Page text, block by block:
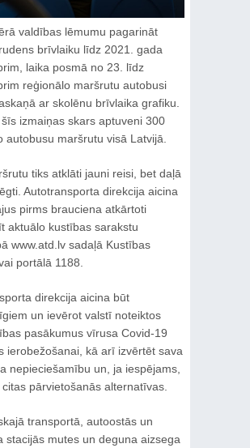
valdības lēmumu pagarināt
brīvlaiku līdz 2021. gada
laika posmā no 23. līdz
reģionālo maršrutu autobusi
ar skolēnu brīvlaika grafiku.
izmaiņas skars aptuveni 300
autobusu maršrutu visā Latvijā.
tiks atklāti jauni reisi, bet daļā
Autotransporta direkcija aicina
pirms brauciena atkārtoti
aktuālo kustības sarakstu
www.atd.lv sadaļā Kustības
portālā 1188.​
direkcija aicina būt
un ievērot valstī noteiktos
pasākumus vīrusa Covid-19
ierobežošanai, kā arī izvērtēt sava
nepieciešamību un, ja iespējams,
pārvietošanās alternatīvas.
transportā, autoostās un
stacijās mutes un deguna aizsega